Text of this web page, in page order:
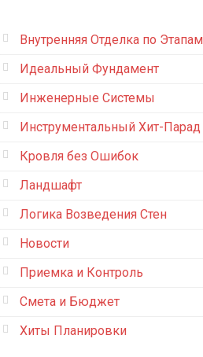
Внутренняя Отделка по Этапам
Идеальный Фундамент
Инженерные Системы
Инструментальный Хит-Парад
Кровля без Ошибок
Ландшафт
Логика Возведения Стен
Новости
Приемка и Контроль
Смета и Бюджет
Хиты Планировки